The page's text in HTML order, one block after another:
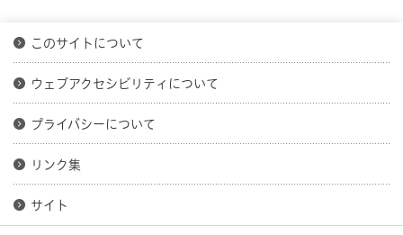
このサイトについて
ウェブアクセシビリティについて
プライバシーについて
リンク集
サイト